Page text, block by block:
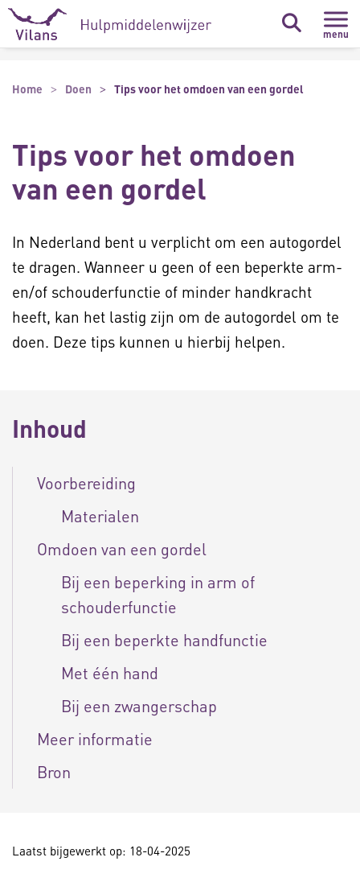
Naar hoofdinhoud
Naar footer
menu
Home Doen Tips voor het omdoen van een gordel
Tips voor het omdoen
van een gordel
In Nederland bent u verplicht om een autogordel
te dragen. Wanneer u geen of een beperkte arm-
en/of schouderfunctie of minder handkracht
heeft, kan het lastig zijn om de autogordel om te
doen. Deze tips kunnen u hierbij helpen.
Inhoud
Voorbereiding
Materialen
Omdoen van een gordel
Bij een beperking in arm of
schouderfunctie
Bij een beperkte handfunctie
Met één hand
Bij een zwangerschap
Meer informatie
Bron
Laatst bijgewerkt op: 18-04-2025